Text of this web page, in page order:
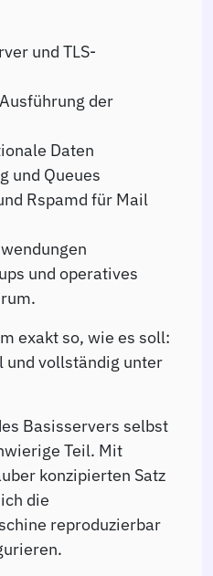
und TLS-
der
Daten
und Queues
Rspamd für Mail
und operatives
exakt so, wie es soll:
vollständig unter
Basisservers selbst
Teil. Mit
konzipierten Satz
die
reproduzierbar